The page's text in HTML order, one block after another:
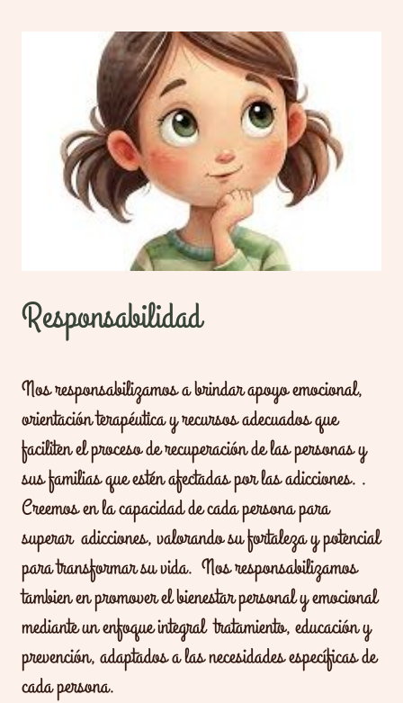
Responsabilidad
Nos responsabilizamos a brindar apoyo emocional,
orientación terapéutica y recursos adecuados que
faciliten el proceso de recuperación de las personas y
sus familias que estén afectadas por las adicciones. .
Creemos en la capacidad de cada persona para
superar adicciones, valorando su fortaleza y potencial
para transformar su vida. Nos responsabilizamos
tambien en promover el bienestar personal y emocional
mediante un enfoque integral tratamiento, educación y
prevención, adaptados a las necesidades específicas de
cada persona.